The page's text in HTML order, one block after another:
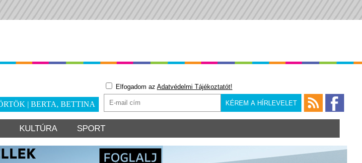
| BERTA, BETTINA
Elfogadom az Adatvédelmi Tájékoztatót!
KULTÚRA SPORT